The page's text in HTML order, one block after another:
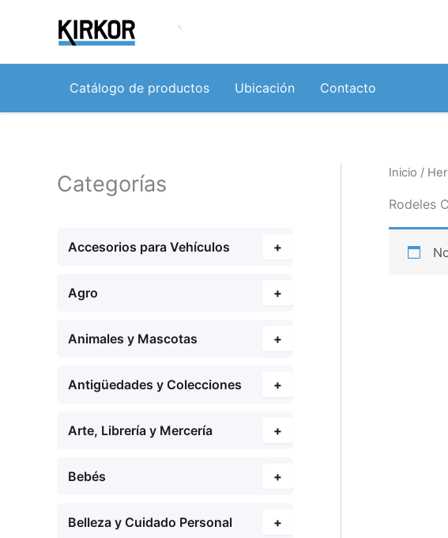
contenido
Catálogo de productos Ubicación Contacto
Categorías
Accesorios para Vehículos +
Agro +
Animales y Mascotas +
Antigüedades y Colecciones +
Arte, Librería y Mercería +
Bebés +
Belleza y Cuidado Personal +
Inicio /
Rodeles